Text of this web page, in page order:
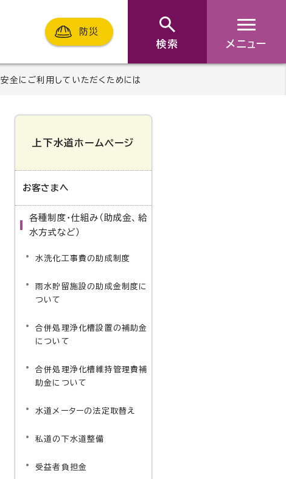
防災
検索 メニュー
全にご利用していただくためには
上下水道ホームページ
お客さまへ
各種制度・仕組み（助成金、給
水方式など）
水洗化工事費の助成制度
雨水貯留施設の助成金制度に
ついて
合併処理浄化槽設置の補助金
について
合併処理浄化槽維持管理費補
助金について
水道メーターの法定取替え
私道の下水道整備
受益者負担金